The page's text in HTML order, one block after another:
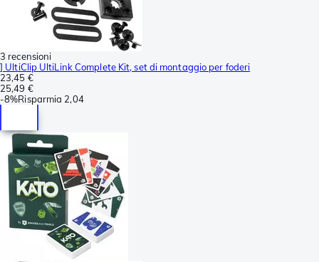
3 recensioni
] UltiClip UltiLink Complete Kit, set di montaggio per foderi
23,45 €
25,49 €
-8%Risparmia 2,04